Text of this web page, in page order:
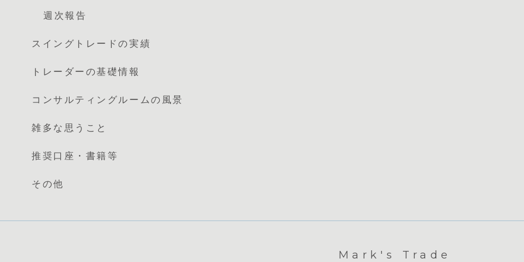
週次報告
スイングトレードの実績
トレーダーの基礎情報
コンサルティングルームの風景
雑多な思うこと
推奨口座・書籍等
その他
Mark's Trade